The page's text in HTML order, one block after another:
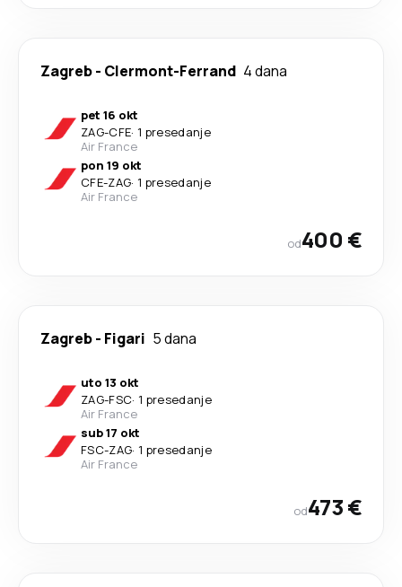
Zagreb- Clermont-Ferrand 4 dana
pet 16 okt
ZAG-CFE· 1 presedanje
Air France
pon 19 okt
CFE-ZAG· 1 presedanje
Air France
od400 €
Zagreb- Figari 5 dana
uto 13 okt
ZAG-FSC· 1 presedanje
Air France
sub 17 okt
FSC-ZAG· 1 presedanje
Air France
od473 €